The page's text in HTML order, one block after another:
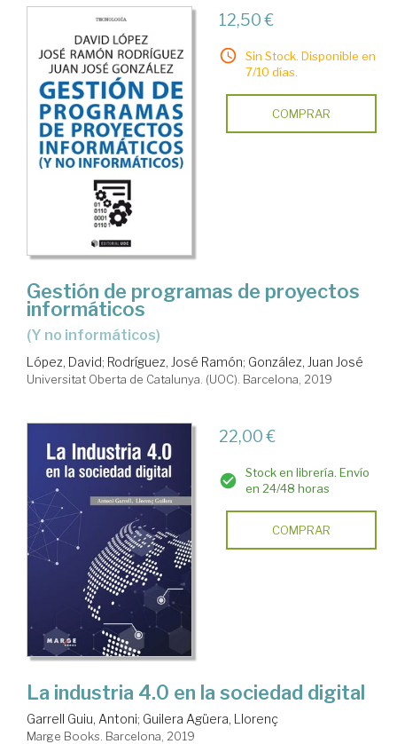
12,50 €
Sin Stock. Disponible en
7/10 días.
COMPRAR
Gestión de programas de proyectos
informáticos
(y no informáticos)
López, David; Rodríguez, José Ramón; González, Juan José
Universitat Oberta de Catalunya. (UOC). Barcelona, 2019
22,00 €
Stock en librería. Envío
en 24/48 horas
COMPRAR
La industria 4.0 en la sociedad digital
Garrell Guiu, Antoni; Guilera Agüera, Llorenç
Marge Books. Barcelona, 2019